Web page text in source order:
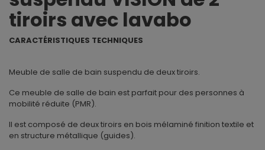
tiroirs avec lavabo
CARACTÉRISTIQUES TECHNIQUES
Meuble de salle de bain suspendu de deux tiroirs.
Ce meuble de salle de bain est parfait pour des personnes à
mobilité réduite (PMR).
Il est composé de deux tiroirs en bois mélaminé finition textile et
en structure métallique (guides).